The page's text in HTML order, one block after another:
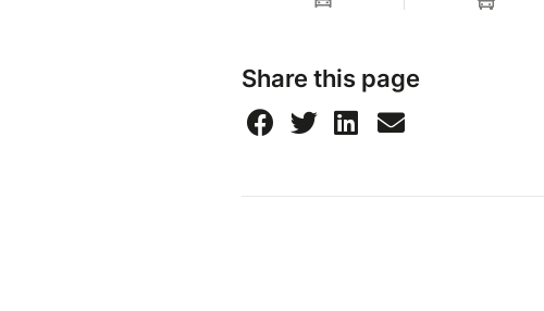
Take care of yourself !
Share this page